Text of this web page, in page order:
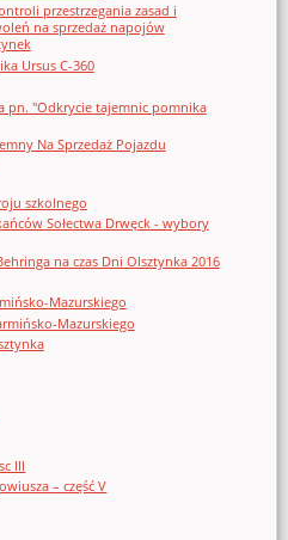
przestrzegania zasad i
na sprzedaż napojów
Ursus C-360
pn. "Odkrycie tajemnic pomnika
Na Sprzedaż Pojazdu
szkolnego
Sołectwa Drwęck - wybory
na czas Dni Olsztynka 2016
Mazurskiego
Mazurskiego
III
– część V